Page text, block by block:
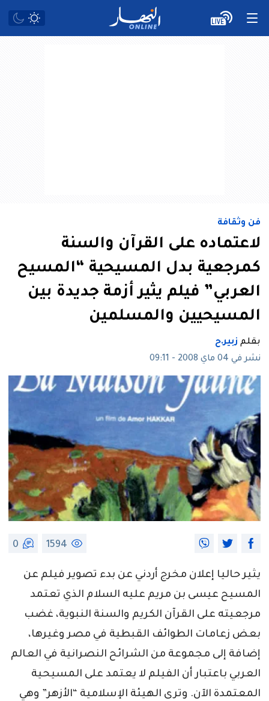
فن وثقافة
لاعتماده على القرآن والسنة
كمرجعية بدل المسيحية “المسيح
العربي” فيلم يثير أزمة جديدة بين
المسيحيين والمسلمين
بقلم زبير.ح
نشر في 04 ماي 2008 - 09:11
1594
0
يثير حاليا إعلان مخرج أردني عن بدء تصوير فيلم عن
المسيح عيسى بن مريم عليه السلام الذي تعتمد
مرجعيته على القرآن الكريم والسنة النبوية، غضب
بعض زعامات الطوائف القبطية في مصر وغيرها،
إضافة إلى مجموعة من الشرائح النصرانية في العالم
العربي باعتبار أن الفيلم لا يعتمد على المسيحية
المعتمدة الآن. وترى الهيئة الإسلامية “الأزهر” وهي